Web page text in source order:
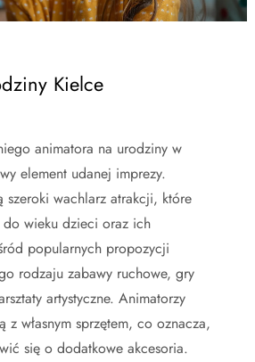
Kielce
animatora na urodziny w
element udanej imprezy.
szeroki wachlarz atrakcji, które
wieku dzieci oraz ich
popularnych propozycji
rodzaju zabawy ruchowe, gry
artystyczne. Animatorzy
z własnym sprzętem, co oznacza,
się o dodatkowe akcesoria.